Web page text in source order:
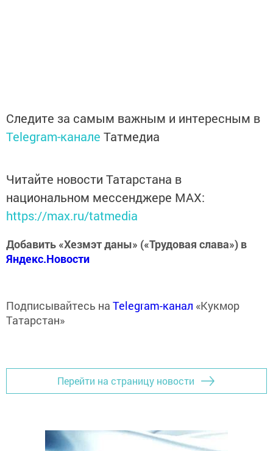
Следите за самым важным и интересным в
Telegram-канале Татмедиа
Читайте новости Татарстана в
национальном мессенджере MАХ:
https://max.ru/tatmedia
Добавить «Хезмэт даны» («Трудовая слава») в
Яндекс.Новости
Подписывайтесь на Telegram-канал «Кукмор
Татарстан»
Перейти на страницу новости